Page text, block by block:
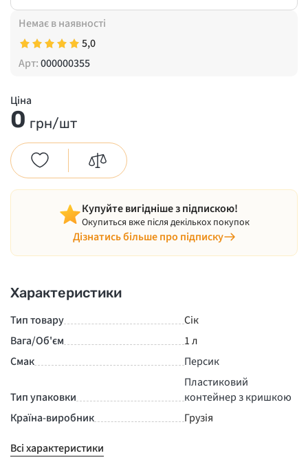
Немає в наявності
5,0
Арт:000000355
Ціна
0 грн/шт
Купуйте вигідніше з підпискою!
Окупиться вже після декількох покупок
Дізнатись більше про підписку
Характеристики
Тип товару
Сік
Вага/Об'єм
1 л
Смак
Персик
Тип упаковки
Пластиковий
контейнер з кришкою
Країна-виробник
Грузія
Всі характеристики